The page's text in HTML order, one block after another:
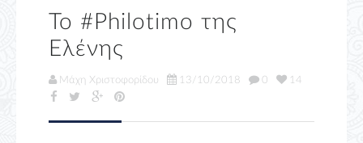
Το #Philotimo της
Ελένης
Μάχη Χριστοφορίδου 13/10/2018 0 14